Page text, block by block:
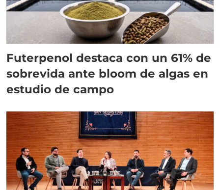
Futerpenol destaca con un 61% de
sobrevida ante bloom de algas en
estudio de campo